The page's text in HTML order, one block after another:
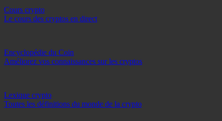
Cours crypto
Le cours des cryptos en direct
Encyclopédie du Coin
Améliorez vos connaissances sur les cryptos
Lexique crypto
Toutes les définitions du monde de la crypto